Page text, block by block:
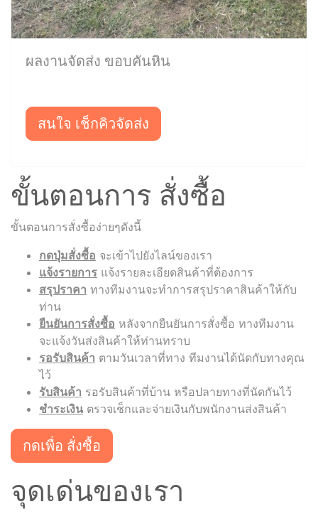
ผลงานจัดส่ง ขอบคันหิน
สนใจ เช็กคิวจัดส่ง
ขั้นตอนการ สั่งซื้อ
ขั้นตอนการสั่งซื้อง่ายๆดังนี้
กดปุ่มสั่งซื้อ จะเข้าไปยังไลน์ของเรา
แจ้งรายการ แจ้งรายละเอียดสินค้าที่ต้องการ
สรุปราคา ทางทีมงานจะทำการสรุปราคาสินค้าให้กับ
ท่าน
ยืนยันการสั่งซื้อ หลังจากยืนยันการสั่งซื้อ ทางทีมงาน
จะแจ้งวันส่งสินค้าให้ท่านทราบ
รอรับสินค้า ตามวันเวลาที่ทาง ทีมงานได้นัดกับทางคุณ
ไว้
รับสินค้า รอรับสินค้าที่บ้าน หรือปลายทางที่นัดกันไว้
ชำระเงิน ตรวจเช็กและจ่ายเงินกับพนักงานส่งสินค้า
กดเพื่อ สั่งซื้อ
จุดเด่นของเรา